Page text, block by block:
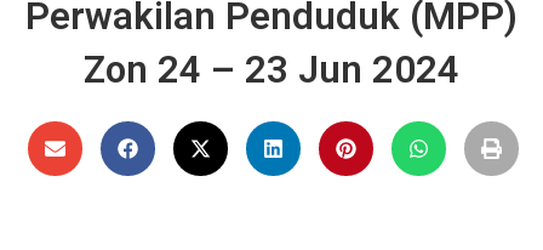
Perwakilan Penduduk (MPP)
Zon 24 – 23 Jun 2024